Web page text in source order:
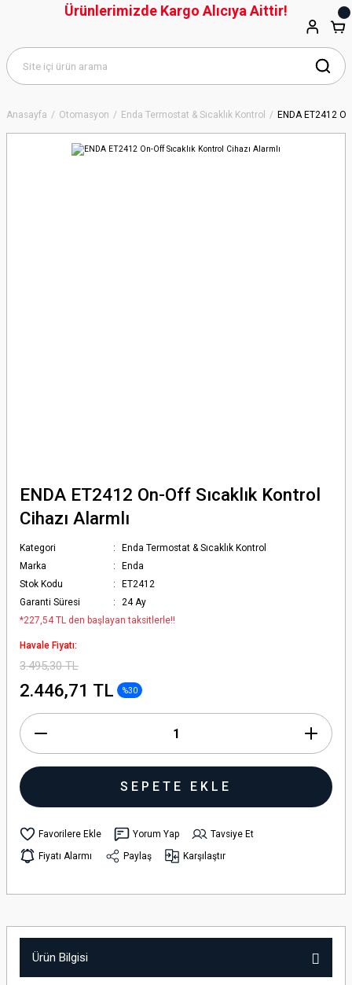
Anasayfa Otomasyon Enda Termostat & Sıcaklık Kontrol ENDA ET2412
ENDA ET2412 On-Off Sıcaklık Kontrol
Cihazı Alarmlı
Kategori
Enda Termostat & Sıcaklık Kontrol
Marka
Enda
Stok Kodu
ET2412
Garanti Süresi
24 Ay
*227,54 TL den başlayan taksitlerle!!
Havale Fiyatı:
3.495,30 TL
2.446,71 TL %30
SEPETE EKLE
Yorum Yap
Tavsiye Et
Fiyatı Alarmı
Paylaş Karşılaştır
Ürün Bilgisi
Ürünlerimizde Kargo Alıcıya Aittir!